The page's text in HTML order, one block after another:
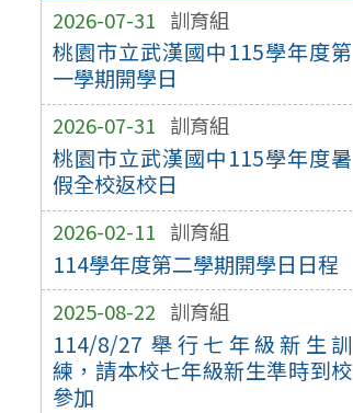
2026-07-31 訓育組
桃園市立武漢國中115學年度第
一學期開學日
2026-07-31 訓育組
桃園市立武漢國中115學年度暑
假全校返校日
2026-02-11 訓育組
114學年度第二學期開學日日程
2025-08-22 訓育組
114/8/27 舉行七年級新生訓
練，請本校七年級新生準時到校
參加